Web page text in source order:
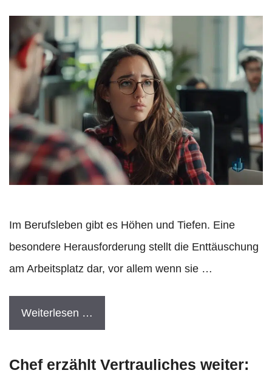
Im Berufsleben gibt es Höhen und Tiefen. Eine
besondere Herausforderung stellt die Enttäuschung
am Arbeitsplatz dar, vor allem wenn sie …
Weiterlesen …
Chef erzählt Vertrauliches weiter: